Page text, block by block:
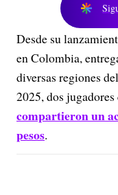
Desde su
en Colombia,
diversas regiones
2025, dos
compartieron un
pesos.